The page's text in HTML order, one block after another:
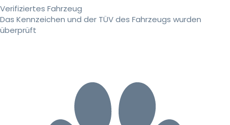
Verifiziertes Fahrzeug
Das Kennzeichen und der TÜV des Fahrzeugs wurden
überprüft